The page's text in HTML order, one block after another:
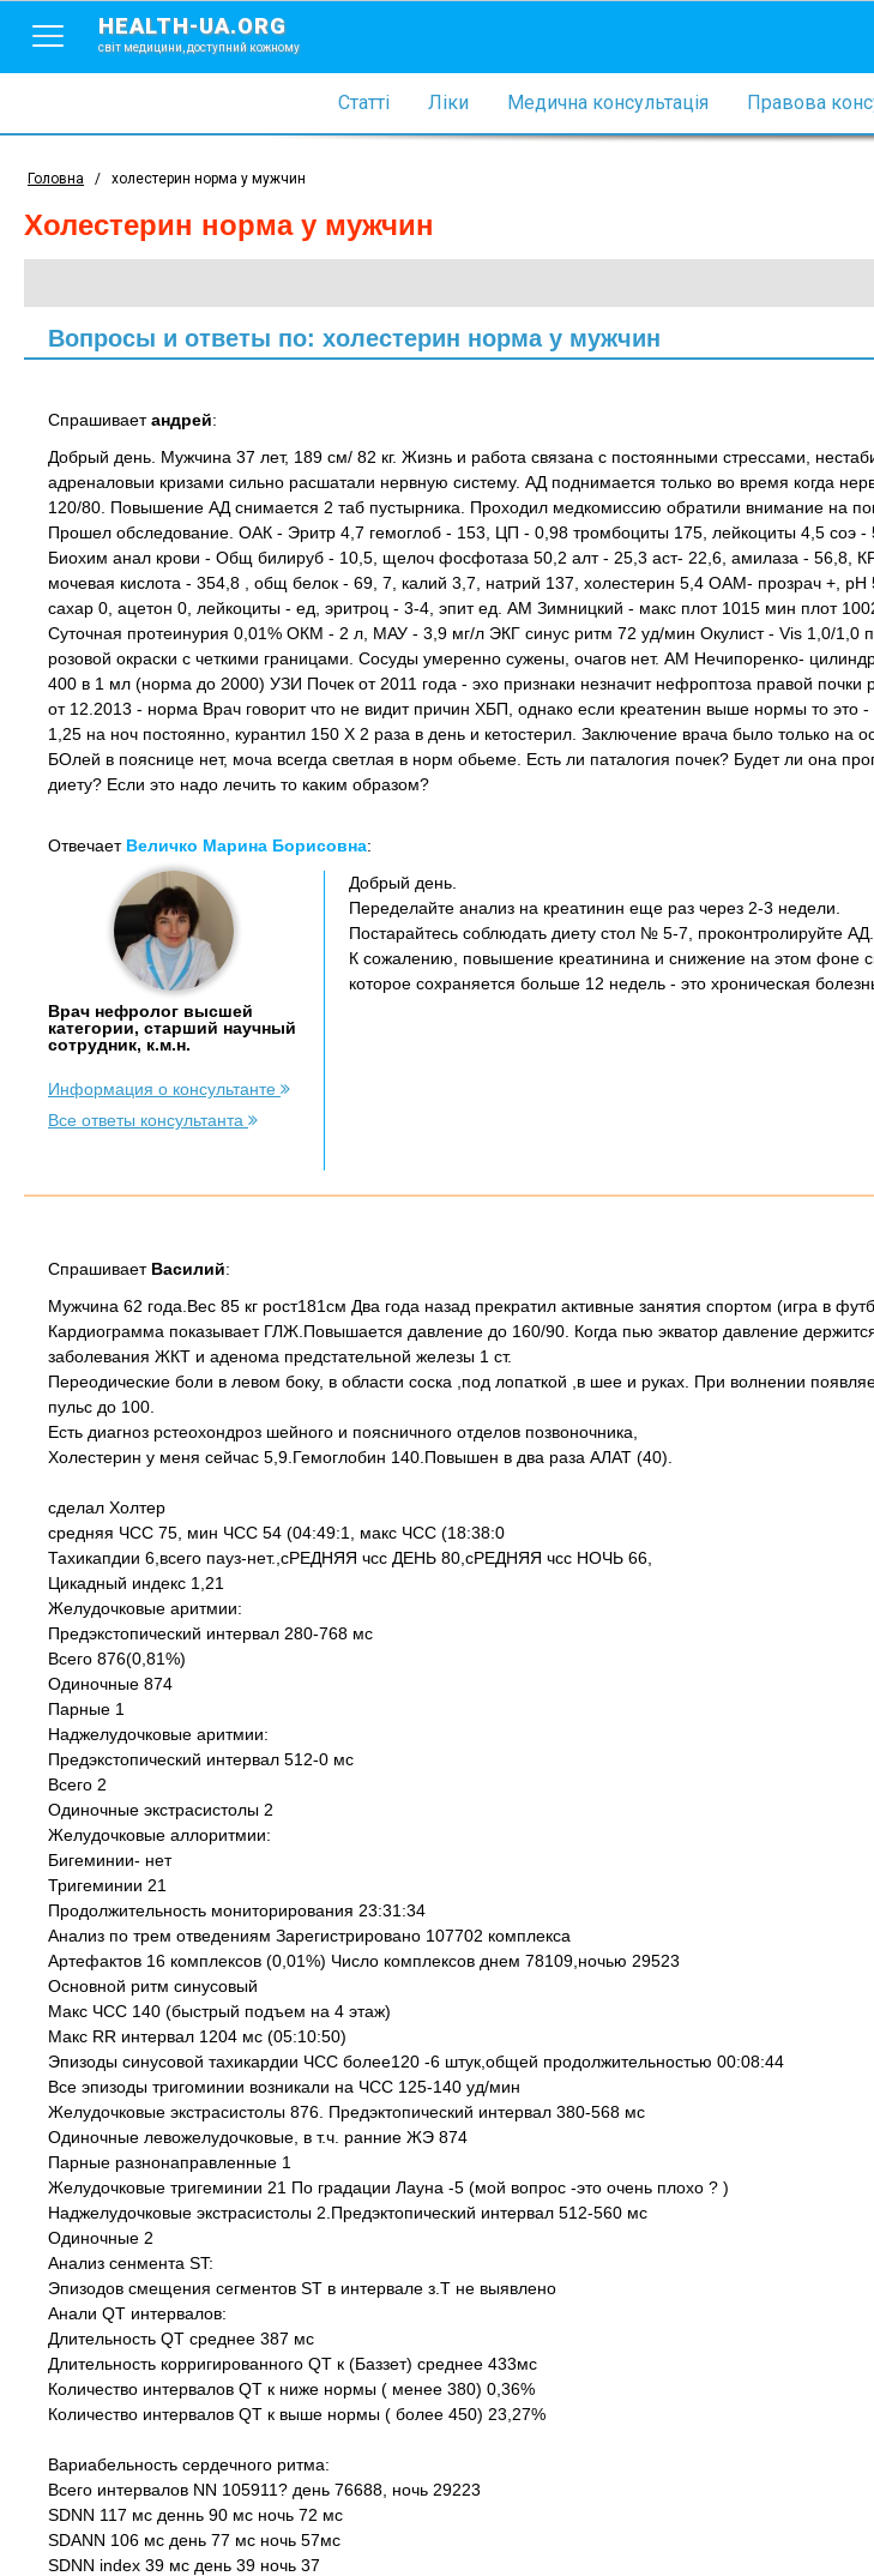
HEALTH-UA.ORG
світ медицини, доступний кожному
Статті Ліки Медична консультація Правова
Головна / холестерин норма у мужчин
холестерин норма у мужчин
Вопросы и ответы по: холестерин норма у мужчин
Спрашиваетандрей:
Добрый день. Мужчина 37 лет, 189 см/ 82 кг. Жизнь и работа связана с постоянными стрессами,
адреналовыи кризами сильно расшатали нервную систему. АД поднимается только во время когда
120/80. Повышение АД снимается 2 таб пустырника. Проходил медкомиссию обратили внимание на
Прошел обследование. ОАК - Эритр 4,7 гемоглоб - 153, ЦП - 0,98 тромбоциты 175, лейкоциты 4,5 соэ
Биохим анал крови - Общ билируб - 10,5, щелоч фосфотаза 50,2 алт - 25,3 аст- 22,6, амилаза - 56,8,
мочевая кислота - 354,8 , общ белок - 69, 7, калий 3,7, натрий 137, холестерин 5,4 ОАМ- прозрач +, pH
сахар 0, ацетон 0, лейкоциты - ед, эритроц - 3-4, эпит ед. АМ Зимницкий - макс плот 1015 мин плот
Суточная протеинурия 0,01% ОКМ - 2 л, МАУ - 3,9 мг/л ЭКГ синус ритм 72 уд/мин Окулист - Vis 1,0/1,0
розовой окраски с четкими границами. Сосуды умеренно сужены, очагов нет. АМ Нечипоренко-
400 в 1 мл (норма до 2000) УЗИ Почек от 2011 года - эхо признаки незначит нефроптоза правой
от 12.2013 - норма Врач говорит что не видит причин ХБП, однако если креатенин выше нормы то это
1,25 на ноч постоянно, курантил 150 Х 2 раза в день и кетостерил. Заключение врача было только на
БОлей в пояснице нет, моча всегда светлая в норм обьеме. Есть ли паталогия почек? Будет ли она
диету? Если это надо лечить то каким образом?
Отвечает Величко Марина Борисовна:
Врач нефролог высшей
категории, старший научный
сотрудник, к.м.н.
Информация о консультанте
Все ответы консультанта
Добрый день.
Переделайте анализ на креатинин еще раз через 2-3 недели.
Постарайтесь соблюдать диету стол № 5-7, проконтролируйте АД.
К сожалению, повышение креатинина и снижение на этом фоне
которое сохраняется больше 12 недель - это хроническая
Спрашивает Василий:
Мужчина 62 года.Вес 85 кг рост181см Два года назад прекратил активные занятия спортом (игра в
Кардиограмма показывает ГЛЖ.Повышается давление до 160/90. Когда пью экватор давление
заболевания ЖКТ и аденома предстательной железы 1 ст.
Переодические боли в левом боку, в области соска ,под лопаткой ,в шее и руках. При волнении
пульс до 100.
Есть диагноз рстеохондроз шейного и поясничного отделов позвоночника,
Холестерин у меня сейчас 5,9.Гемоглобин 140.Повышен в два раза АЛАТ (40).
сделал Холтер
средняя ЧСС 75, мин ЧСС 54 (04:49:1, макс ЧСС (18:38:0
Тахикапдии 6,всего пауз-нет.,сРЕДНЯЯ чсс ДЕНЬ 80,сРЕДНЯЯ чсс НОЧЬ 66,
Цикадный индекс 1,21
Желудочковые аритмии:
Предэкстопический интервал 280-768 мс
Всего 876(0,81%)
Одиночные 874
Парные 1
Наджелудочковые аритмии:
Предэкстопический интервал 512-0 мс
Всего 2
Одиночные экстрасистолы 2
Желудочковые аллоритмии:
Бигеминии- нет
Тригеминии 21
Продолжительность мониторирования 23:31:34
Анализ по трем отведениям Зарегистрировано 107702 комплекса
Артефактов 16 комплексов (0,01%) Число комплексов днем 78109,ночью 29523
Основной ритм синусовый
Макс ЧСС 140 (быстрый подъем на 4 этаж)
Макс RR интервал 1204 мс (05:10:50)
Эпизоды синусовой тахикардии ЧСС более120 -6 штук,общей продолжительностью 00:08:44
Все эпизоды тригоминии возникали на ЧСС 125-140 уд/мин
Желудочковые экстрасистолы 876. Предэктопический интервал 380-568 мс
Одиночные левожелудочковые, в т.ч. ранние ЖЭ 874
Парные разнонаправленные 1
Желудочковые тригеминии 21 По градации Лауна -5 (мой вопрос -это очень плохо ? )
Наджелудочковые экстрасистолы 2.Предэктопический интервал 512-560 мс
Одиночные 2
Анализ сенмента ST:
Эпизодов смещения сегментов ST в интервале з.T не выявлено
Анали QT интервалов:
Длительность QT среднее 387 мс
Длительность корригированного QT к (Баззет) среднее 433мс
Количество интервалов QT к ниже нормы ( менее 380) 0,36%
Количество интервалов QT к выше нормы ( более 450) 23,27%
Вариабельность сердечного ритма:
Всего интервалов NN 105911? день 76688, ночь 29223
SDNN 117 мс деннь 90 мс ночь 72 мс
SDANN 106 мс день 77 мс ночь 57мс
SDNN index 39 мс день 39 ночь 37